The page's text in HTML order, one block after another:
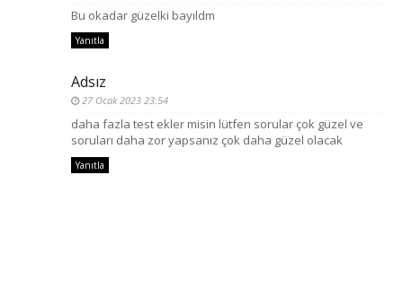
Bu okadar güzelki bayıldm
Yanıtla
Adsız
27 Ocak 2023 23:54
daha fazla test ekler misin lütfen sorular çok güzel ve
soruları daha zor yapsanız çok daha güzel olacak
Yanıtla